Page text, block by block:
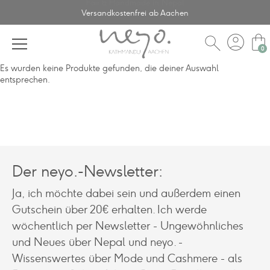
Versandkostenfrei ab Aachen
search account_circle shopping_bag
Es wurden keine Produkte gefunden, die deiner Auswahl
entsprechen.
Der neyo.-Newsletter:
Ja, ich möchte dabei sein und außerdem einen
Gutschein über 20€ erhalten. Ich werde
wöchentlich per Newsletter - Ungewöhnliches
und Neues über Nepal und neyo. -
Wissenswertes über Mode und Cashmere - als